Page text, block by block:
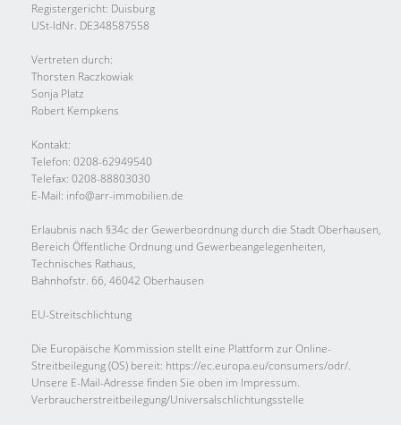
Registergericht: Duisburg
USt-IdNr. DE348587558
Vertreten durch:
Thorsten Raczkowiak
Sonja Platz
Robert Kempkens
Kontakt:
Telefon: 0208-62949540
Telefax: 0208-88803030
E-Mail: info@arr-immobilien.de
Erlaubnis nach §34c der Gewerbeordnung durch die Stadt Oberhausen,
Bereich Öffentliche Ordnung und Gewerbeangelegenheiten,
Technisches Rathaus,
Bahnhofstr. 66, 46042 Oberhausen
EU-Streitschlichtung
Die Europäische Kommission stellt eine Plattform zur Online-
Streitbeilegung (OS) bereit: https://ec.europa.eu/consumers/odr/.
Unsere E-Mail-Adresse finden Sie oben im Impressum.
Verbraucher­streit­beilegung/Universal­schlichtungs­stelle